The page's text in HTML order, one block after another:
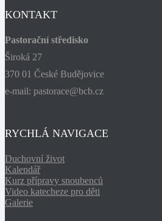
KONTAKT
Pastorační středisko
Široká 27
370 01 České Budějovice
e-mail: pastorace@bcb.cz
RYCHLÁ NAVIGACE
Duchovní život
Kalendář
Kurz přípravy snoubenců
Video katecheze pro děti
Galerie